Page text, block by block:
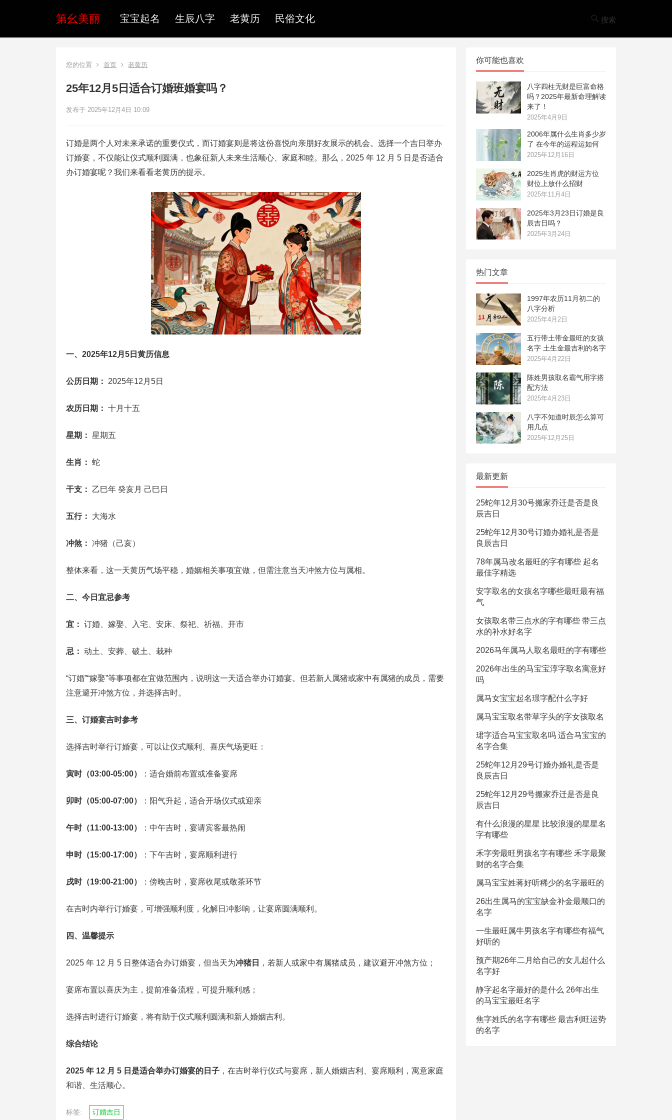
第幺美丽 宝宝起名 生辰八字 老黄历 民俗文化 搜索
您的位置 首页 老黄历
25年12月5日适合订婚班婚宴吗？
发布于 2025年12月4日 10:09
订婚是两个人对未来承诺的重要仪式，而订婚宴则是将这份喜悦向亲朋好友展示的机会。选择一个吉日举办
订婚宴，不仅能让仪式顺利圆满，也象征新人未来生活顺心、家庭和睦。那么，2025 年 12 月 5 日是否适合
办订婚宴呢？我们来看看老黄历的提示。
一、2025年12月5日黄历信息
公历日期： 2025年12月5日
农历日期： 十月十五
星期： 星期五
生肖： 蛇
干支： 乙巳年 癸亥月 己巳日
五行： 大海水
冲煞： 冲猪（己亥）
整体来看，这一天黄历气场平稳，婚姻相关事项宜做，但需注意当天冲煞方位与属相。
二、今日宜忌参考
宜： 订婚、嫁娶、入宅、安床、祭祀、祈福、开市
忌： 动土、安葬、破土、栽种
“订婚”“嫁娶”等事项都在宜做范围内，说明这一天适合举办订婚宴。但若新人属猪或家中有属猪的成员，需要
注意避开冲煞方位，并选择吉时。
三、订婚宴吉时参考
选择吉时举行订婚宴，可以让仪式顺利、喜庆气场更旺：
寅时（03:00‑05:00） ：适合婚前布置或准备宴席
卯时（05:00‑07:00） ：阳气升起，适合开场仪式或迎亲
午时（11:00‑13:00） ：中午吉时，宴请宾客最热闹
申时（15:00‑17:00） ：下午吉时，宴席顺利进行
戌时（19:00‑21:00） ：傍晚吉时，宴席收尾或敬茶环节
在吉时内举行订婚宴，可增强顺利度，化解日冲影响，让宴席圆满顺利。
四、温馨提示
2025 年 12 月 5 日整体适合办订婚宴，但当天为冲猪日 ，若新人或家中有属猪成员，建议避开冲煞方位；
宴席布置以喜庆为主，提前准备流程，可提升顺利感；
选择吉时进行订婚宴，将有助于仪式顺利圆满和新人婚姻吉利。
综合结论
2025 年 12 月 5 日是适合举办订婚宴的日子 ，在吉时举行仪式与宴席，新人婚姻吉利、宴席顺利，寓意家庭
和谐、生活顺心。
标签: 订婚吉日
你可能也喜欢
八字四柱无财是巨富命格
吗？‌2025年最新命理解读
来了！
2025年4月9日
2006年属什么生肖多少岁
了 在今年的运程运如何
2025年12月16日
2025生肖虎的财运方位
财位上放什么招财
2025年11月4日
2025年3月23日订婚是良
辰吉日吗？
2025年3月24日
热门文章
1997年农历11月初二的
八字分析
2025年4月2日
五行带土带金最旺的女孩
名字 土生金最吉利的名字
2025年4月22日
陈姓男孩取名霸气用字搭
配方法
2025年4月23日
八字不知道时辰怎么算可
用几点
2025年12月25日
最新更新
25蛇年12月30号搬家乔迁是否是良
辰吉日
25蛇年12月30号订婚办婚礼是否是
良辰吉日
78年属马改名最旺的字有哪些 起名
最佳字精选
安字取名的女孩名字哪些最旺最有福
气
女孩取名带三点水的字有哪些 带三点
水的补水好名字
2026马年属马人取名最旺的字有哪些
2026年出生的马宝宝淳字取名寓意好
吗
属马女宝宝起名璟字配什么字好
属马宝宝取名带草字头的字女孩取名
珺字适合马宝宝取名吗 适合马宝宝的
名字合集
25蛇年12月29号订婚办婚礼是否是
良辰吉日
25蛇年12月29号搬家乔迁是否是良
辰吉日
有什么浪漫的星星 比较浪漫的星星名
字有哪些
禾字旁最旺男孩名字有哪些 禾字最聚
财的名字合集
属马宝宝姓蒋好听稀少的名字最旺的
26出生属马的宝宝缺金补金最顺口的
名字
一生最旺属牛男孩名字有哪些有福气
好听的
预产期26年二月给自己的女儿起什么
名字好
静字起名字最好的是什么 26年出生
的马宝宝最旺名字
焦字姓氏的名字有哪些 最吉利旺运势
的名字